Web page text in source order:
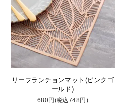
リーフランチョンマット(ピンクゴ
ールド)
680円(税込748円)